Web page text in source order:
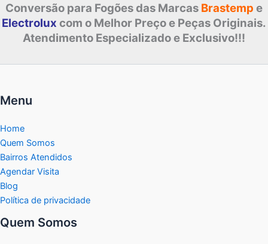
Conversão para Fogões das Marcas Brastemp e
Electrolux com o Melhor Preço e Peças Originais.
Atendimento Especializado e Exclusivo!!!
Menu
Home
Quem Somos
Bairros Atendidos
Agendar Visita
Blog
Política de privacidade
Quem Somos